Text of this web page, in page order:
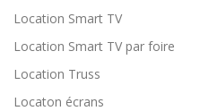
Location Smart TV
Location Smart TV par foire
Location Truss
Locaton écrans